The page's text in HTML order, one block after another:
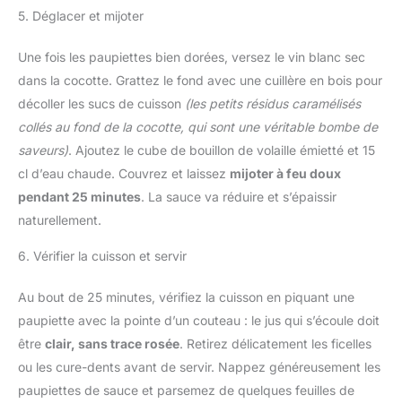
5. Déglacer et mijoter
Une fois les paupiettes bien dorées, versez le vin blanc sec
dans la cocotte. Grattez le fond avec une cuillère en bois pour
décoller les sucs de cuisson (les petits résidus caramélisés
collés au fond de la cocotte, qui sont une véritable bombe de
saveurs). Ajoutez le cube de bouillon de volaille émietté et 15
cl d’eau chaude. Couvrez et laissez mijoter à feu doux
pendant 25 minutes. La sauce va réduire et s’épaissir
naturellement.
6. Vérifier la cuisson et servir
Au bout de 25 minutes, vérifiez la cuisson en piquant une
paupiette avec la pointe d’un couteau : le jus qui s’écoule doit
être clair, sans trace rosée. Retirez délicatement les ficelles
ou les cure-dents avant de servir. Nappez généreusement les
paupiettes de sauce et parsemez de quelques feuilles de